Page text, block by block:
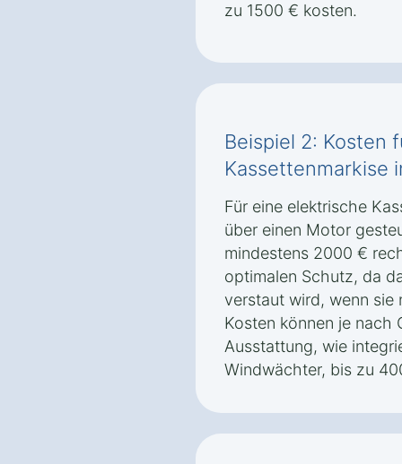
zu 1500 € kosten.
Beispiel 2: Kosten
Kassettenmarkise
Für eine elektrische
über einen Motor
mindestens 2000 €
optimalen Schutz, da
verstaut wird, wenn sie
Kosten können je nach
Ausstattung, wie
Windwächter, bis zu